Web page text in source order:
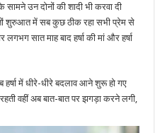
उन दोनों की शादी भी करवा दी
शुरुआत में सब कुछ ठीक रहा सभी प्रेम से
सात माह बाद हर्षा की मां और हर्षा
में धीरे-धीरे बदलाव आने शुरू हो गए
वहीं अब बात-बात पर झगड़ा करने लगी,